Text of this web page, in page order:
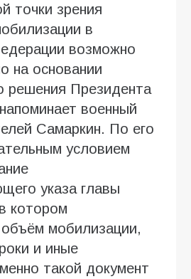
точки зрения
в
возможно
на основании
решения Президента
военный
Самаркин. По его
условием
указа главы
котором
мобилизации,
и иные
такой документ